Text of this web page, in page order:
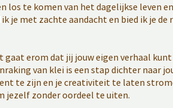
los te komen van het dagelijkse leven
je met zachte aandacht en bied ik je de
erom dat jij jouw eigen verhaal
van klei is een stap dichter naar
te zijn en je creativiteit te laten
jezelf zonder oordeel te uiten.